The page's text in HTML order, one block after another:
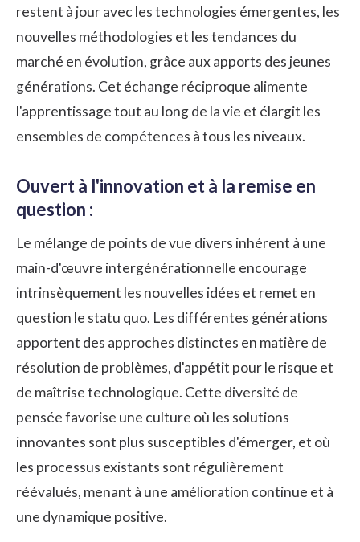
restent à jour avec les technologies émergentes, les
nouvelles méthodologies et les tendances du
marché en évolution, grâce aux apports des jeunes
générations. Cet échange réciproque alimente
l'apprentissage tout au long de la vie et élargit les
ensembles de compétences à tous les niveaux.
Ouvert à l'innovation et à la remise en
question :
Le mélange de points de vue divers inhérent à une
main-d'œuvre intergénérationnelle encourage
intrinsèquement les nouvelles idées et remet en
question le statu quo. Les différentes générations
apportent des approches distinctes en matière de
résolution de problèmes, d'appétit pour le risque et
de maîtrise technologique. Cette diversité de
pensée favorise une culture où les solutions
innovantes sont plus susceptibles d'émerger, et où
les processus existants sont régulièrement
réévalués, menant à une amélioration continue et à
une dynamique positive.